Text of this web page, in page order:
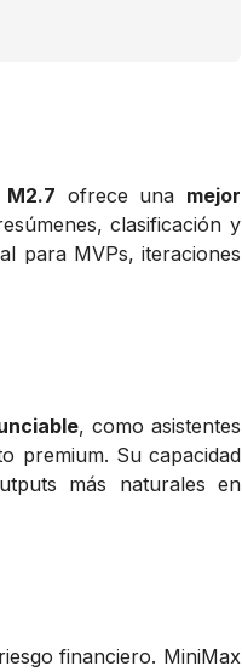
M2.7 ofrece una mejor
clasificación y
para MVPs, iteraciones
, como asistentes
premium. Su capacidad
más naturales en
financiero. MiniMax